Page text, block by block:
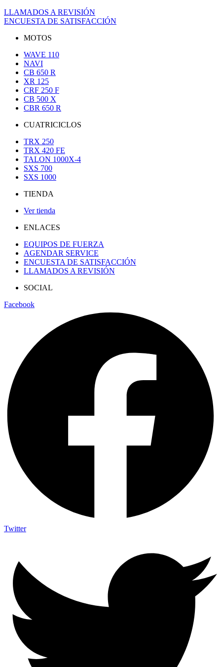
LLAMADOS A REVISIÓN
ENCUESTA DE SATISFACCIÓN
MOTOS
WAVE 110
NAVI
CB 650 R
XR 125
CRF 250 F
CB 500 X
CBR 650 R
CUATRICICLOS
TRX 250
TRX 420 FE
TALON 1000X-4
SXS 700
SXS 1000
TIENDA
Ver tienda
ENLACES
EQUIPOS DE FUERZA
AGENDAR SERVICE
ENCUESTA DE SATISFACCIÓN
LLAMADOS A REVISIÓN
SOCIAL
Facebook
Twitter